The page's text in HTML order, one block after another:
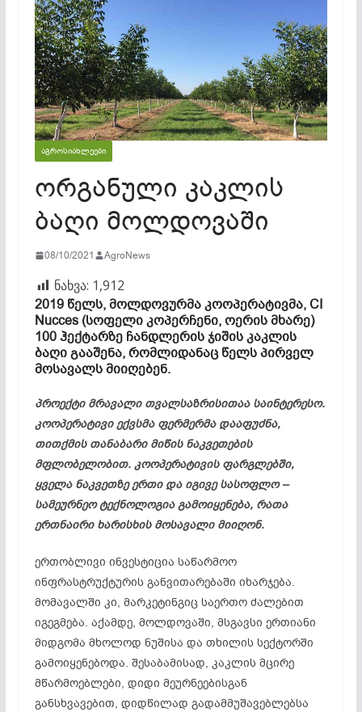
ᲐᲒᲠᲝᲡᲘᲐᲮᲚᲔᲔᲑᲘ
ორგანული კაკლის
ბაღი მოლდოვაში
08/10/2021 AgroNews
ნახვა: 1,912
2019 წელს, მოლდოვურმა კოოპერატივმა, CI
Nucces (სოფელი კოპერჩენი, ოერის მხარე)
100 ჰექტარზე ჩანდლერის ჯიშის კაკლის
ბაღი გააშენა, რომლიდანაც წელს პირველ
მოსავალს მიიღებენ.
პროექტი მრავალი თვალსაზრისითაა საინტერესო.
კოოპერატივი ექვსმა ფერმერმა დააფუძნა,
თითქმის თანაბარი მიწის ნაკვეთების
მფლობელობით. კოოპერატივის ფარგლებში,
ყველა ნაკვეთზე ერთი და იგივე სასოფლო –
სამეურნეო ტექნოლოგია გამოიყენება, რათა
ერთნაირი ხარისხის მოსავალი მიიღონ.
ერთობლივი ინვესტიცია საწარმოო
ინფრასტრუქტურის განვითარებაში იხარჯება.
მომავალში კი, მარკეტინგიც საერთო ძალებით
იგეგმება. აქამდე, მოლდოვაში, მსგავსი ერთიანი
მიდგომა მხოლოდ ნუშისა და თხილის სექტორში
გამოიყენებოდა. შესაბამისად, კაკლის მცირე
მწარმოებლები, დიდი მეურნეებისგან
განსხვავებით, დიდწილად გადამმუშავებლებსა